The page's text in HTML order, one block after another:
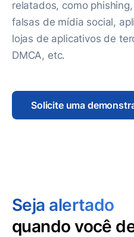
relatados, como
falsas de mídia social,
lojas de aplicativos de
DMCA, etc.
Solicite uma
Seja alertado
quando você